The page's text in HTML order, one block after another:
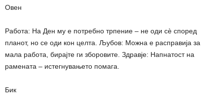
Овен
Работа: На Ден му е потребно трпение – не оди сè според
планот, но се оди кон целта. Љубов: Можна е расправија за
мала работа, бирајте ги зборовите. Здравје: Напнатост на
рамената – истегнувањето помага.
Бик